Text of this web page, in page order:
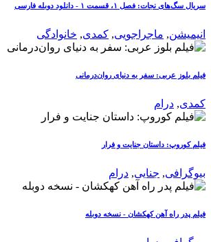
سریال سگ‌های نجات: فصل ۱، قسمت ۱ - دانلود دوبله فارسی
انیمیشن, ماجراجویی, کمدی, خانوادگی
فیلم بلوز عربی: سفر به دنیای روان‌درمانی
کمدی, درام
فیلم کوروپ: داستان جنایت و فرار
بیوگرافی, جنایی, درام
فیلم پدر راه آهن کهکشان - نسخه دوبله